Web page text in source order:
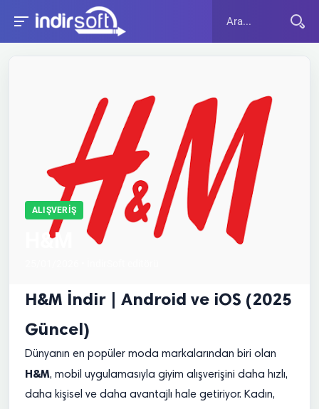
ALIŞVERIŞ
H&M
H&M İndir | Android ve iOS (2025
Güncel)
Dünyanın en popüler moda markalarından biri olan
H&M, mobil uygulamasıyla giyim alışverişini daha hızlı,
daha kişisel ve daha avantajlı hale getiriyor. Kadın,